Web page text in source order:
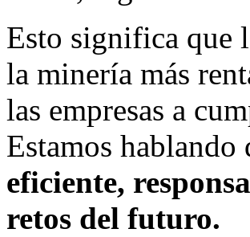
Esto significa que
la minería más
las empresas a
Estamos hablando
eficiente,
retos del futuro.